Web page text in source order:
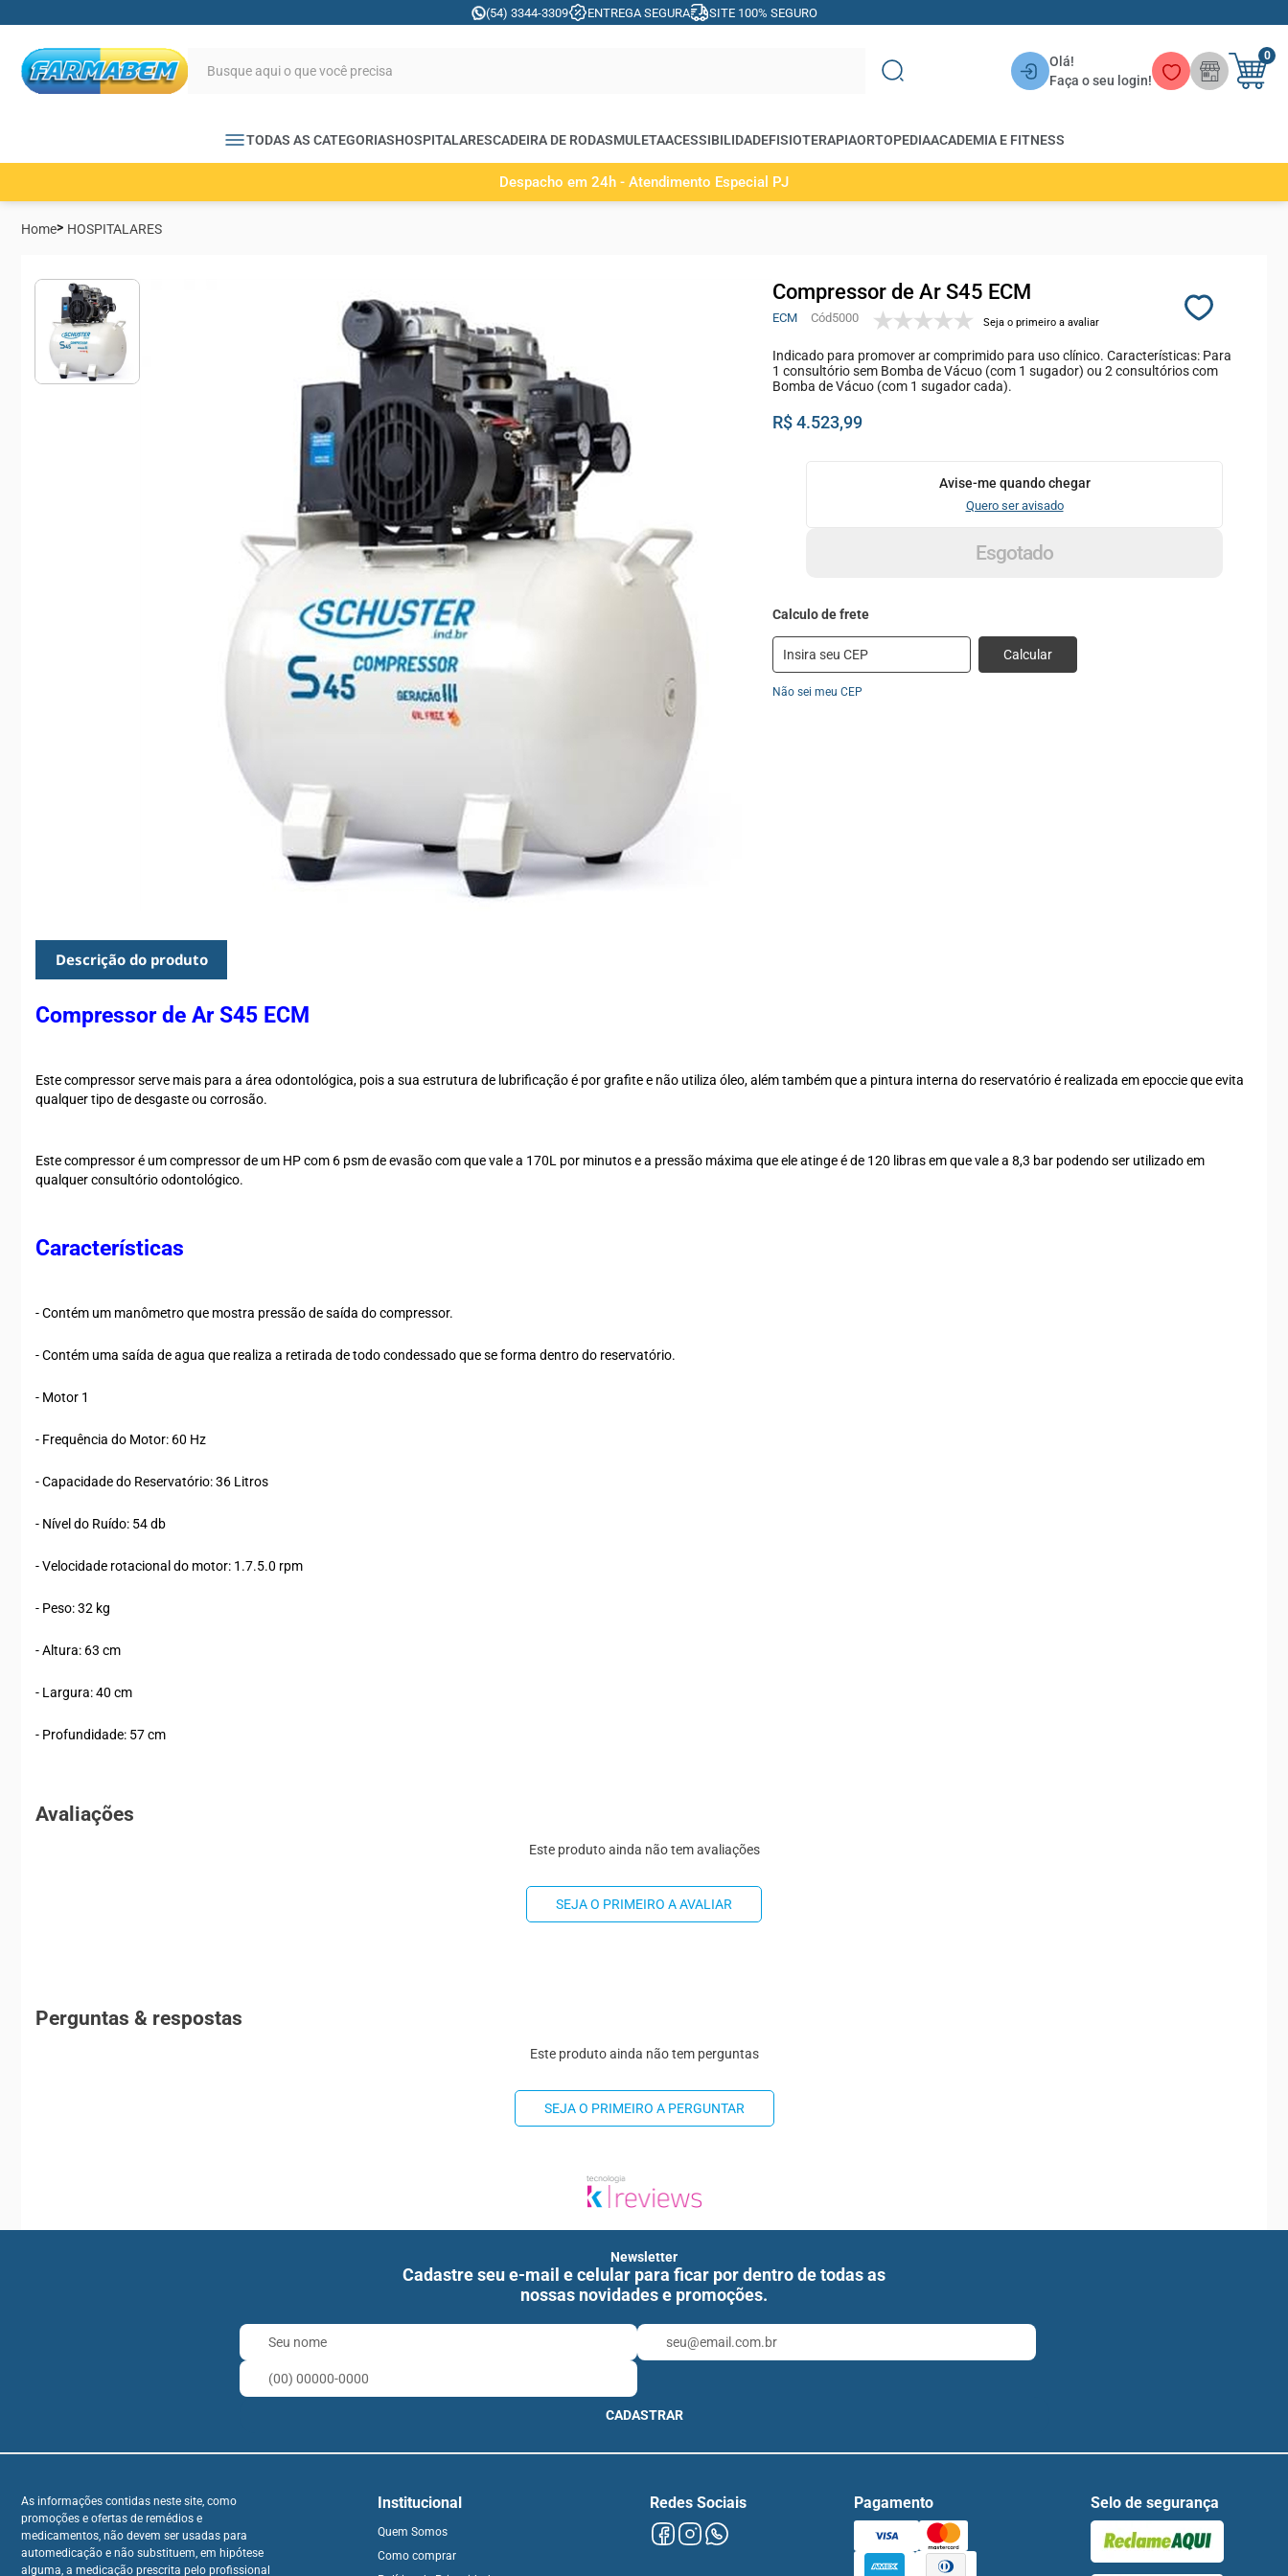
(54) 3344-3309 ENTREGA SEGURA SITE 100% SEGURO
Olá!
Faça o seu login!
0
TODAS AS CATEGORIASHOSPITALARESCADEIRA DE RODASMULETAACESSIBILIDADEFISIOTERAPIAORTOPEDIAACADEMIA E FITNESS
Despacho em 24h - Atendimento Especial PJ
Home HOSPITALARES
Compressor de Ar S45 ECM
ECM 5000 Seja o primeiro a avaliar
Indicado para promover ar comprimido para uso clínico. Características: Para
1 consultório sem Bomba de Vácuo (com 1 sugador) ou 2 consultórios com
Bomba de Vácuo (com 1 sugador cada).
R$ 4.523,99
Esgotado
Avise-me quando chegar
Quero ser avisado
Calcular
Não sei meu CEP
Descrição do produto
Compressor de Ar S45 ECM
Este compressor serve mais para a área odontológica, pois a sua estrutura de lubrificação é por grafite e não utiliza óleo, além também que a pintura interna do reservatório é realizada em epoccie que evita
qualquer tipo de desgaste ou corrosão.
Este compressor é um compressor de um HP com 6 psm de evasão com que vale a 170L por minutos e a pressão máxima que ele atinge é de 120 libras em que vale a 8,3 bar podendo ser utilizado em
qualquer consultório odontológico.
Características
- Contém um manômetro que mostra pressão de saída do compressor.
- Contém uma saída de agua que realiza a retirada de todo condessado que se forma dentro do reservatório.
- Motor 1
- Frequência do Motor: 60 Hz
- Capacidade do Reservatório: 36 Litros
- Nível do Ruído: 54 db
- Velocidade rotacional do motor: 1.7.5.0 rpm
- Peso: 32 kg
- Altura: 63 cm
- Largura: 40 cm
- Profundidade: 57 cm
Avaliações
Este produto ainda não tem avaliações
SEJA O PRIMEIRO A AVALIAR
Perguntas & respostas
Este produto ainda não tem perguntas
SEJA O PRIMEIRO A PERGUNTAR
Newsletter
Cadastre seu e-mail e celular para ficar por dentro de todas as
nossas novidades e promoções.
CADASTRAR
As informações contidas neste site, como
promoções e ofertas de remédios e
medicamentos, não devem ser usadas para
automedicação e não substituem, em hipótese
alguma, a medicação prescrita pelo profissional
Institucional
Quem Somos
Como comprar
Redes Sociais Pagamento Selo de segurança